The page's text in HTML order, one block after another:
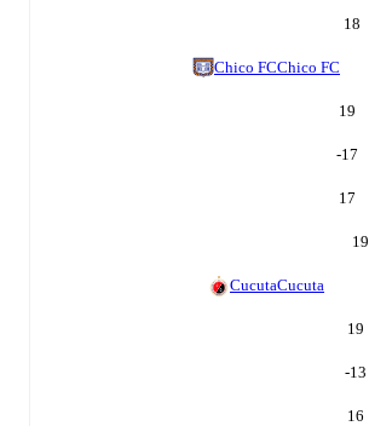
18
Chico FCChico FC
19
-17
17
19
CucutaCucuta
19
-13
16